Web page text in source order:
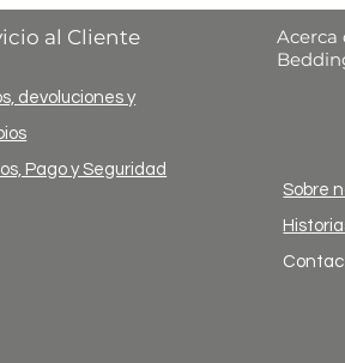
al Cliente
devoluciones y
Pago y Seguridad
Acerca
Sobre